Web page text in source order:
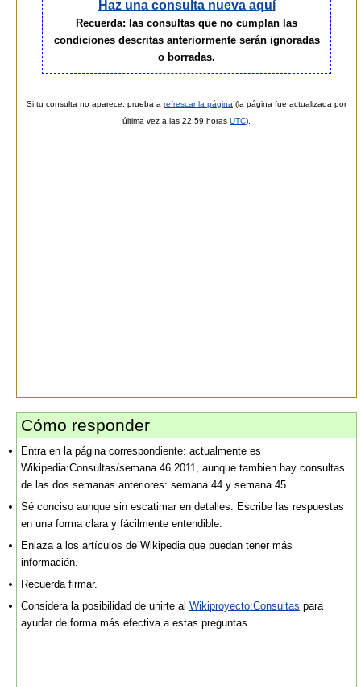
Haz una consulta nueva aquí
Recuerda: las consultas que no cumplan las
condiciones descritas anteriormente serán ignoradas
o borradas.
Si tu consulta no aparece, prueba a refrescar la página (la página fue actualizada por
última vez a las 22:59 horas UTC).
Cómo responder
Entra en la página correspondiente: actualmente es
Wikipedia:Consultas/semana 46 2011, aunque tambien hay consultas
de las dos semanas anteriores: semana 44 y semana 45.
Sé conciso aunque sin escatimar en detalles. Escribe las respuestas
en una forma clara y fácilmente entendible.
Enlaza a los artículos de Wikipedia que puedan tener más
información.
Recuerda firmar.
Considera la posibilidad de unirte al Wikiproyecto:Consultas para
ayudar de forma más efectiva a estas preguntas.